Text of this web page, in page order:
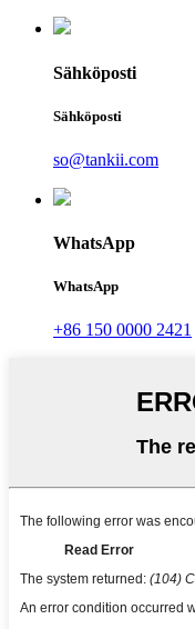
Sähköposti
Sähköposti
so@tankii.com
WhatsApp
WhatsApp
+86 150 0000 2421